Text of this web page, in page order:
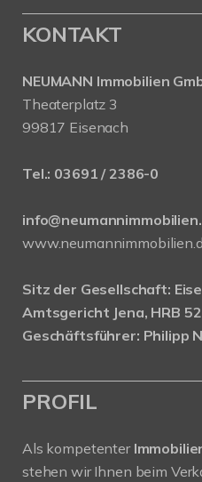
KONTAKT
NEUMANN Immobilien
Theaterplatz 3
99817 Eisenach
Tel.: 03691 / 2386-0
Sitz der Gesellschaft:
Amtsgericht Jena, HRB
Geschäftsführer: Philipp
PROFIL
Als kompetenter
stehen wir Ihnen beim